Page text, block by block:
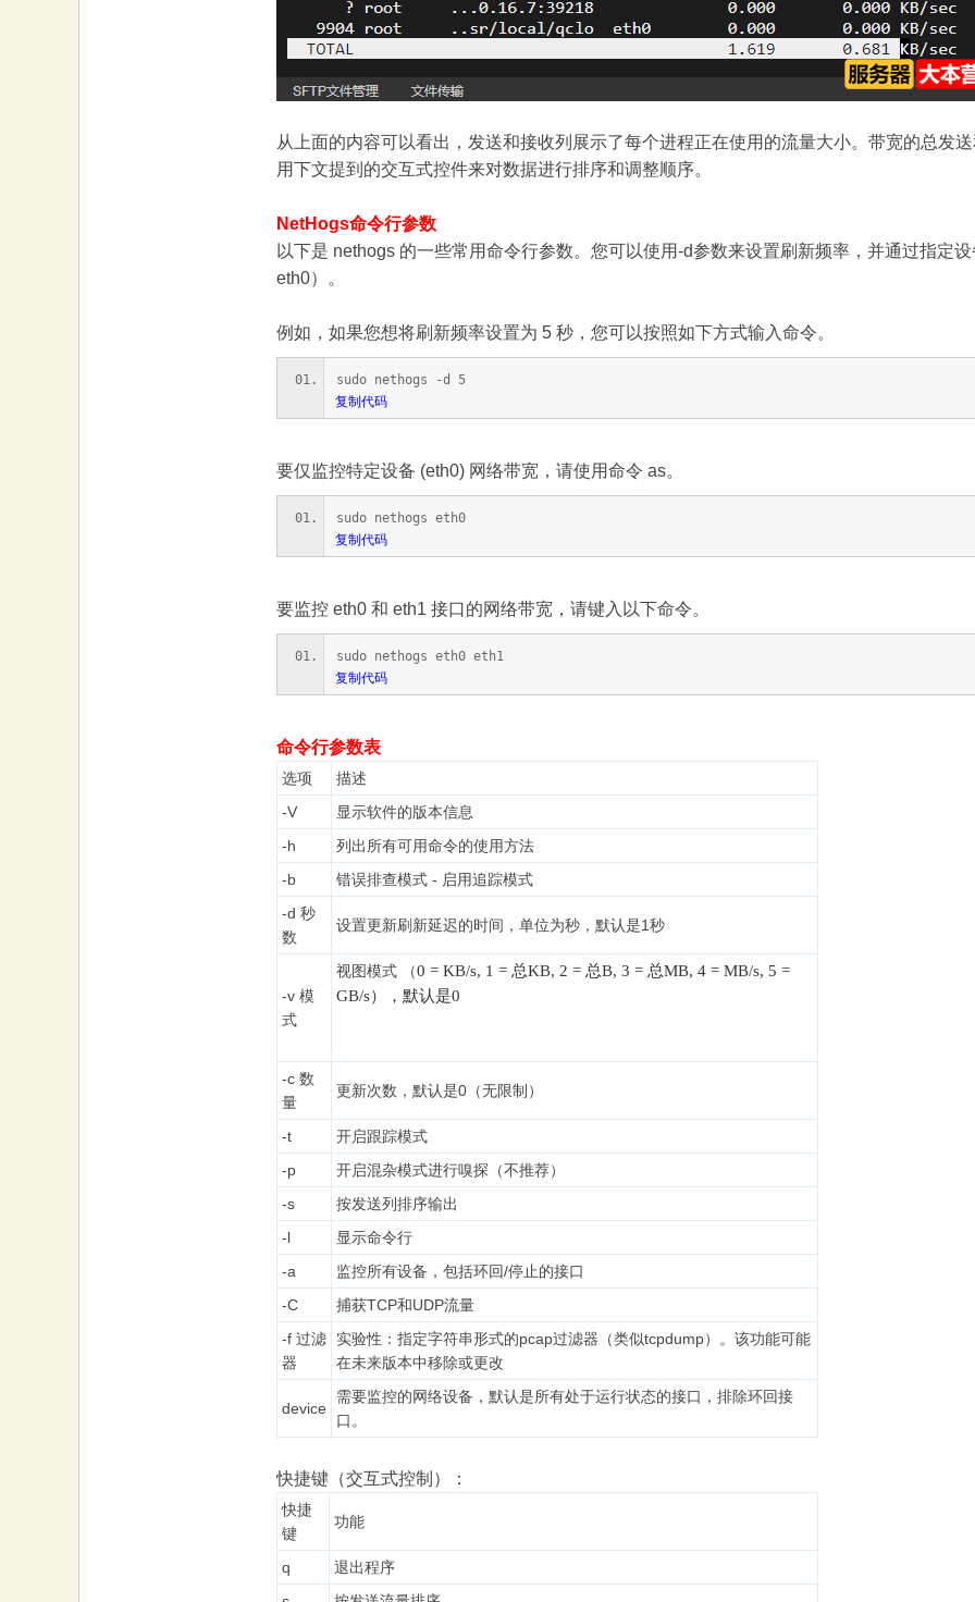
从上面的内容可以看出，发送和接收列展示了每个进程正在使用的流量大小。带宽的总发
用下文提到的交互式控件来对数据进行排序和调整顺序。
NetHogs命令行参数
以下是 nethogs 的一些常用命令行参数。您可以使用-d参数来设置刷新频率，并通过指定
eth0）。
例如，如果您想将刷新频率设置为 5 秒，您可以按照如下方式输入命令。
sudo nethogs -d 5
复制代码
要仅监控特定设备 (eth0) 网络带宽，请使用命令 as。
sudo nethogs eth0
复制代码
要监控 eth0 和 eth1 接口的网络带宽，请键入以下命令。
sudo nethogs eth0 eth1
复制代码
命令行参数表
选项
描述
-V
显示软件的版本信息
-h
列出所有可用命令的使用方法
-b
错误排查模式 - 启用追踪模式
-d 秒
数
设置更新刷新延迟的时间，单位为秒，默认是1秒
-v 模
式
视图模式 （0 = KB/s, 1 = 总KB, 2 = 总B, 3 = 总MB, 4 = MB/s, 5 =
GB/s） ， 默认是0
-c 数
量
更新次数，默认是0（无限制）
-t
开启跟踪模式
-p
开启混杂模式进行嗅探（不推荐）
-s
按发送列排序输出
-l
显示命令行
-a
监控所有设备，包括环回/停止的接口
-C
捕获TCP和UDP流量
-f 过滤
器
实验性：指定字符串形式的pcap过滤器（类似tcpdump）。该功能可能
在未来版本中移除或更改
device
需要监控的网络设备，默认是所有处于运行状态的接口，排除环回接
口。
快捷键（交互式控制）：
快捷
键
功能
q
退出程序